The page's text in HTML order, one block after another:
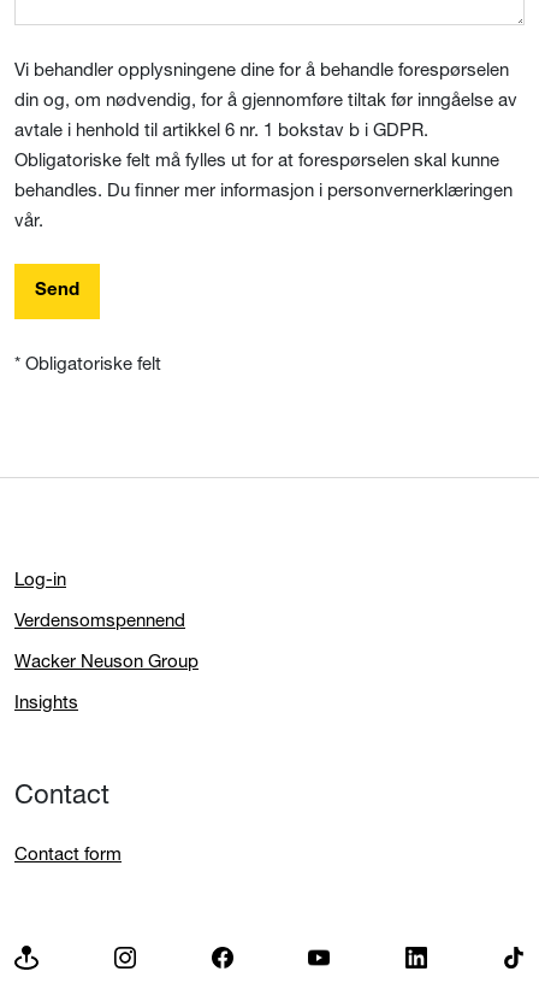
Vi behandler opplysningene dine for å behandle forespørselen
din og, om nødvendig, for å gjennomføre tiltak før inngåelse av
avtale i henhold til artikkel 6 nr. 1 bokstav b i GDPR.
Obligatoriske felt må fylles ut for at forespørselen skal kunne
behandles. Du finner mer informasjon i personvernerklæringen
vår.
Send
* Obligatoriske felt
Log-in
Verdensomspennend
Wacker Neuson Group
Insights
Contact
Contact form